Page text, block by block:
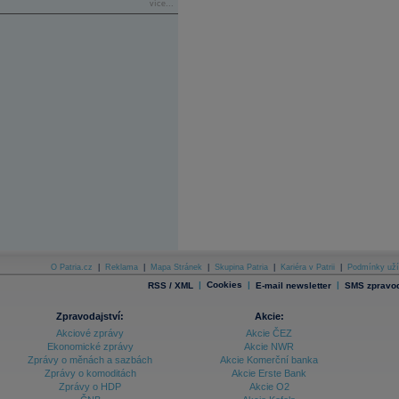
více...
O Patria.cz Reklama Mapa Stránek Skupina Patria Kariéra v Patrii Podmínky
RSS / XML | Cookies | E-mail newsletter | SMS
Zpravodajství:
Akciové zprávy
Ekonomické zprávy
Zprávy o měnách a sazbách
Zprávy o komoditách
Zprávy o HDP
Akcie:
Akcie ČEZ
Akcie NWR
Akcie Komerční banka
Akcie Erste Bank
Akcie O2